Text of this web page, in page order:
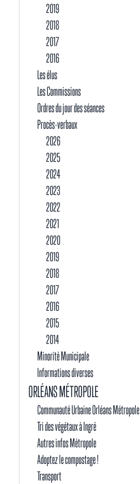
2019
2018
2017
2016
Les élus
Les Commissions
Ordres du jour des séances
Procès-verbaux
2026
2025
2024
2023
2022
2021
2020
2019
2018
2017
2016
2015
2014
Minorité Municipale
Informations diverses
ORLÉANS MÉTROPOLE
Communauté Urbaine Orléans Métropole
Tri des végétaux à Ingré
Autres infos Métropole
Adoptez le compostage !
Transport